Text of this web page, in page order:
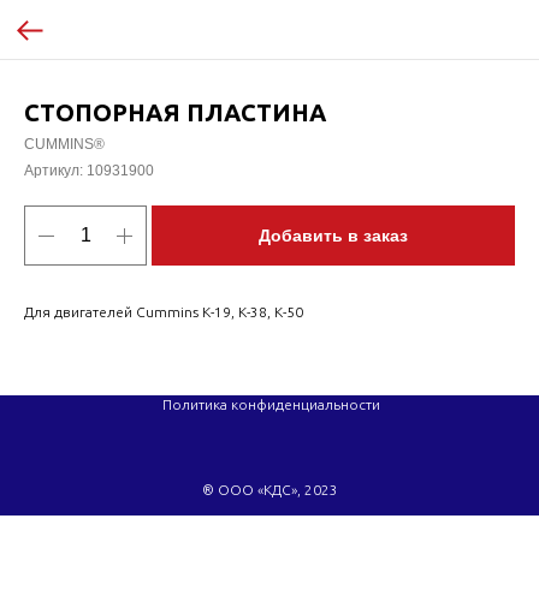
СТОПОРНАЯ ПЛАСТИНА
CUMMINS®
Артикул: 10931900
Добавить в заказ
Для двигателей Cummins K-19, K-38, K-50
® ООО «КДС», 2023
Политика конфиденциальности